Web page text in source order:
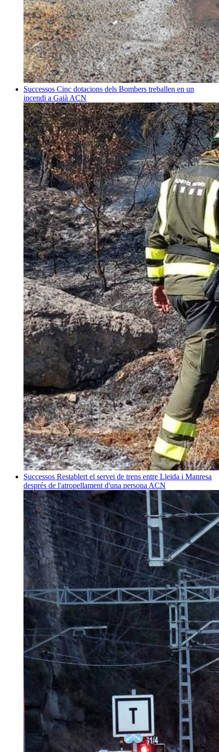
Successos Cinc dotacions dels Bombers treballen en un
incendi a Gaià ACN
Successos Restablert el servei de trens entre Lleida i Manresa
després de l'atropellament d'una persona ACN